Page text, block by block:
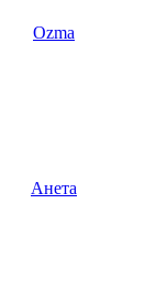
Ozma
Анета